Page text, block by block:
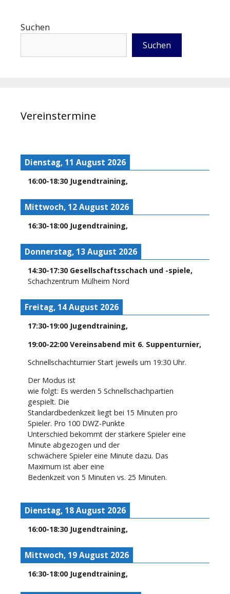
Suchen
Suchen
Vereinstermine
Dienstag, 11 August 2026
16:00-18:30 Jugendtraining,
Mittwoch, 12 August 2026
16:30-18:00 Jugendtraining,
Donnerstag, 13 August 2026
14:30-17:30 Gesellschaftsschach und -spiele,
Schachzentrum Mülheim Nord
Freitag, 14 August 2026
17:30-19:00 Jugendtraining,
19:00-22:00 Vereinsabend mit 6. Suppenturnier,
Schnellschachturnier Start jeweils um 19:30 Uhr.
Der Modus ist
wie folgt: Es werden 5 Schnellschachpartien
gespielt. Die
Standardbedenkzeit liegt bei 15 Minuten pro
Spieler. Pro 100 DWZ-Punkte
Unterschied bekommt der stärkere Spieler eine
Minute abgezogen und der
schwächere Spieler eine Minute dazu. Das
Maximum ist aber eine
Bedenkzeit von 5 Minuten vs. 25 Minuten.
Dienstag, 18 August 2026
16:00-18:30 Jugendtraining,
Mittwoch, 19 August 2026
16:30-18:00 Jugendtraining,